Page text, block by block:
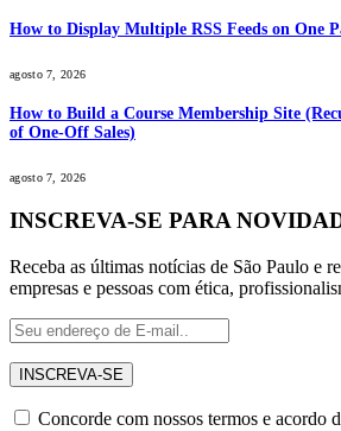
How to Display Multiple RSS Feeds on One
agosto 7, 2026
How to Build a Course Membership Site
of One-Off Sales)
agosto 7, 2026
INSCREVA-SE PARA
Receba as últimas notícias de São Paulo e
empresas e pessoas com ética,
Concorde com nossos termos e acordo